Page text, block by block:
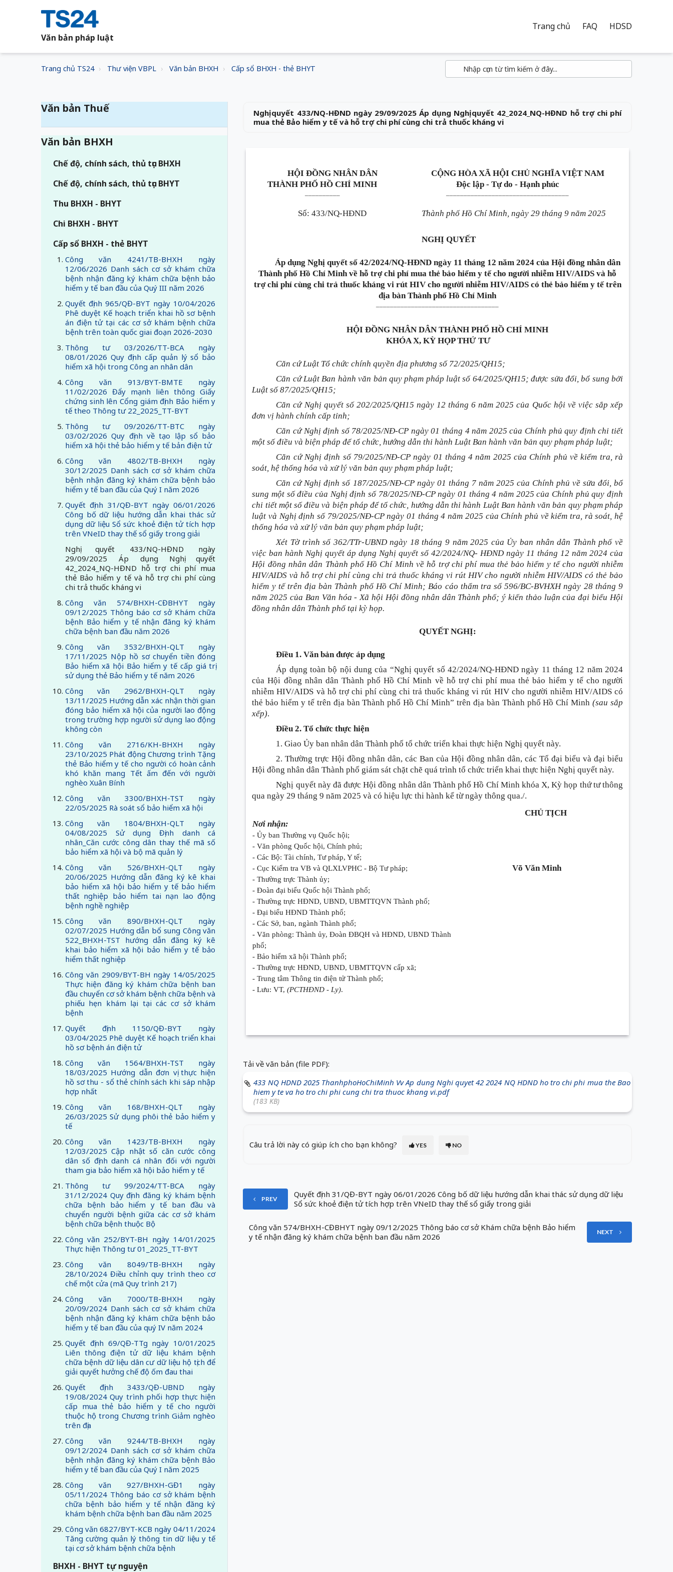
Văn bản pháp luật
Trang chủ FAQ HDSD
Trang chủ TS24 Thư viện VBPL Văn bản BHXH Cấp sổ BHXH - thẻ BHYT
Văn bản Thuế
Văn bản BHXH
Chế độ, chính sách, thủ tục BHXH
Chế độ, chính sách, thủ tục BHYT
Thu BHXH - BHYT
Chi BHXH - BHYT
Cấp sổ BHXH - thẻ BHYT
Công văn 4241/TB-BHXH ngày
12/06/2026 Danh sách cơ sở khám chữa
bệnh nhận đăng ký khám chữa bệnh bảo
hiểm y tế ban đầu của Quý III năm 2026
Quyết định 965/QĐ-BYT ngày 10/04/2026
Phê duyệt Kế hoạch triển khai hồ sơ bệnh
án điện tử tại các cơ sở khám bệnh chữa
bệnh trên toàn quốc giai đoạn 2026-2030
Thông tư 03/2026/TT-BCA ngày
08/01/2026 Quy định cấp quản lý sổ bảo
hiểm xã hội trong Công an nhân dân
Công văn 913/BYT-BMTE ngày
11/02/2026 Đẩy mạnh liên thông Giấy
chứng sinh lên Cổng giám định Bảo hiểm y
tế theo Thông tư 22_2025_TT-BYT
Thông tư 09/2026/TT-BTC ngày
03/02/2026 Quy định về tạo lập sổ bảo
hiểm xã hội thẻ bảo hiểm y tế bản điện tử
Công văn 4802/TB-BHXH ngày
30/12/2025 Danh sách cơ sở khám chữa
bệnh nhận đăng ký khám chữa bệnh bảo
hiểm y tế ban đầu của Quý I năm 2026
Quyết định 31/QĐ-BYT ngày 06/01/2026
Công bố dữ liệu hướng dẫn khai thác sử
dụng dữ liệu Sổ sức khoẻ điện tử tích hợp
trên VNeID thay thế sổ giấy trong giải
Nghị quyết 433/NQ-HĐND ngày
29/09/2025 Áp dụng Nghị quyết
42_2024_NQ-HĐND hỗ trợ chi phí mua
thẻ Bảo hiểm y tế và hỗ trợ chi phí cùng
chi trả thuốc kháng vi
Công văn 574/BHXH-CĐBHYT ngày
09/12/2025 Thông báo cơ sở Khám chữa
bệnh Bảo hiểm y tế nhận đăng ký khám
chữa bệnh ban đầu năm 2026
Công văn 3532/BHXH-QLT ngày
17/11/2025 Nộp hồ sơ chuyển tiền đóng
Bảo hiểm xã hội Bảo hiểm y tế cấp giá trị
sử dụng thẻ Bảo hiểm y tế năm 2026
Công văn 2962/BHXH-QLT ngày
13/11/2025 Hướng dẫn xác nhận thời gian
đóng bảo hiểm xã hội của người lao động
trong trường hợp người sử dụng lao động
không còn
Công văn 2716/KH-BHXH ngày
23/10/2025 Phát động Chương trình Tặng
thẻ Bảo hiểm y tế cho người có hoàn cảnh
khó khăn mang Tết ấm đến với người
nghèo Xuân Bính
Công văn 3300/BHXH-TST ngày
22/05/2025 Rà soát sổ bảo hiểm xã hội
Công văn 1804/BHXH-QLT ngày
04/08/2025 Sử dụng Định danh cá
nhân_Căn cước công dân thay thế mã số
bảo hiểm xã hội và bộ mã quản lý
Công văn 526/BHXH-QLT ngày
20/06/2025 Hướng dẫn đăng ký kê khai
bảo hiểm xã hội bảo hiểm y tế bảo hiểm
thất nghiệp bảo hiểm tai nạn lao động
bệnh nghề nghiệp
Công văn 890/BHXH-QLT ngày
02/07/2025 Hướng dẫn bổ sung Công văn
522_BHXH-TST hướng dẫn đăng ký kê
khai bảo hiểm xã hội bảo hiểm y tế bảo
hiểm thất nghiệp
Công văn 2909/BYT-BH ngày 14/05/2025
Thực hiện đăng ký khám chữa bệnh ban
đầu chuyển cơ sở khám bệnh chữa bệnh và
phiếu hẹn khám lại tại các cơ sở khám
bệnh
Quyết định 1150/QĐ-BYT ngày
03/04/2025 Phê duyệt Kế hoạch triển khai
hồ sơ bệnh án điện tử
Công văn 1564/BHXH-TST ngày
18/03/2025 Hướng dẫn đơn vị thực hiện
hồ sơ thu - sổ thẻ chính sách khi sáp nhập
hợp nhất
Công văn 168/BHXH-QLT ngày
26/03/2025 Sử dụng phôi thẻ bảo hiểm y
tế
Công văn 1423/TB-BHXH ngày
12/03/2025 Cập nhật số căn cước công
dân số định danh cá nhân đối với người
tham gia bảo hiểm xã hội bảo hiểm y tế
Thông tư 99/2024/TT-BCA ngày
31/12/2024 Quy định đăng ký khám bệnh
chữa bệnh bảo hiểm y tế ban đầu và
chuyển người bệnh giữa các cơ sở khám
bệnh chữa bệnh thuộc Bộ
Công văn 252/BYT-BH ngày 14/01/2025
Thực hiện Thông tư 01_2025_TT-BYT
Công văn 8049/TB-BHXH ngày
28/10/2024 Điều chỉnh quy trình theo cơ
chế một cửa (mã Quy trình 217)
Công văn 7000/TB-BHXH ngày
20/09/2024 Danh sách cơ sở khám chữa
bệnh nhận đăng ký khám chữa bệnh bảo
hiểm y tế ban đầu của quý IV năm 2024
Quyết định 69/QĐ-TTg ngày 10/01/2025
Liên thông điện tử dữ liệu khám bệnh
chữa bệnh dữ liệu dân cư dữ liệu hộ tịch để
giải quyết hưởng chế độ ốm đau thai
Quyết định 3433/QĐ-UBND ngày
19/08/2024 Quy trình phối hợp thực hiện
cấp mua thẻ bảo hiểm y tế cho người
thuộc hộ trong Chương trình Giảm nghèo
trên địa
Công văn 9244/TB-BHXH ngày
09/12/2024 Danh sách cơ sở khám chữa
bệnh nhận đăng ký khám chữa bệnh Bảo
hiểm y tế ban đầu của Quý I năm 2025
Công văn 927/BHXH-GĐ1 ngày
05/11/2024 Thông báo cơ sở khám bệnh
chữa bệnh bảo hiểm y tế nhận đăng ký
khám bệnh chữa bệnh ban đầu năm 2025
Công văn 6827/BYT-KCB ngày 04/11/2024
Tăng cường quản lý thông tin dữ liệu y tế
tại cơ sở khám bệnh chữa bệnh
BHXH - BHYT tự nguyện
Nghị quyết 433/NQ-HĐND ngày 29/09/2025 Áp dụng Nghị quyết 42_2024_NQ-HĐND hỗ trợ chi phí
mua thẻ Bảo hiểm y tế và hỗ trợ chi phí cùng chi trả thuốc kháng vi
HỘI ĐỒNG NHÂN DÂN
THÀNH PHỐ HỒ CHÍ MINH
CỘNG HÒA XÃ HỘI CHỦ NGHĨA VIỆT NAM
Độc lập - Tự do - Hạnh phúc
Số: 433/NQ-HĐND Thành phố Hồ Chí Minh, ngày 29 tháng 9 năm 2025
NGHỊ QUYẾT
Áp dụng Nghị quyết số 42/2024/NQ-HĐND ngày 11 tháng 12 năm 2024 của Hội đồng nhân dân
Thành phố Hồ Chí Minh về hỗ trợ chi phí mua thẻ bảo hiểm y tế cho người nhiễm HIV/AIDS và hỗ
trợ chi phí cùng chi trả thuốc kháng vi rút HIV cho người nhiễm HIV/AIDS có thẻ bảo hiểm y tế trên
địa bàn Thành phố Hồ Chí Minh
HỘI ĐỒNG NHÂN DÂN THÀNH PHỐ HỒ CHÍ MINH
KHÓA X, KỲ HỌP THỨ TƯ
Căn cứ Luật Tổ chức chính quyền địa phương số 72/2025/QH15;
Căn cứ Luật Ban hành văn bản quy phạm pháp luật số 64/2025/QH15; được sửa đổi, bổ sung bởi
Luật số 87/2025/QH15;
Căn cứ Nghị quyết số 202/2025/QH15 ngày 12 tháng 6 năm 2025 của Quốc hội về việc sắp xếp
đơn vị hành chính cấp tỉnh;
Căn cứ Nghị định số 78/2025/NĐ-CP ngày 01 tháng 4 năm 2025 của Chính phủ quy định chi tiết
một số điều và biện pháp để tổ chức, hướng dẫn thi hành Luật Ban hành văn bản quy phạm pháp luật;
Căn cứ Nghị định số 79/2025/NĐ-CP ngày 01 tháng 4 năm 2025 của Chính phủ về kiểm tra, rà
soát, hệ thống hóa và xử lý văn bản quy phạm pháp luật;
Căn cứ Nghị định số 187/2025/NĐ-CP ngày 01 tháng 7 năm 2025 của Chính phủ về sửa đổi, bổ
sung một số điều của Nghị định số 78/2025/NĐ-CP ngày 01 tháng 4 năm 2025 của Chính phủ quy định
chi tiết một số điều và biện pháp để tổ chức, hướng dẫn thi hành Luật Ban hành văn bản quy phạm pháp
luật và Nghị định số 79/2025/NĐ-CP ngày 01 tháng 4 năm 2025 của Chính phủ về kiểm tra, rà soát, hệ
thống hóa và xử lý văn bản quy phạm pháp luật;
Xét Tờ trình số 362/TTr-UBND ngày 18 tháng 9 năm 2025 của Ủy ban nhân dân Thành phố về
việc ban hành Nghị quyết áp dụng Nghị quyết số 42/2024/NQ- HĐND ngày 11 tháng 12 năm 2024 của
Hội đồng nhân dân Thành phố Hồ Chí Minh về hỗ trợ chi phí mua thẻ bảo hiểm y tế cho người nhiễm
HIV/AIDS và hỗ trợ chi phí cùng chi trả thuốc kháng vi rút HIV cho người nhiễm HIV/AIDS có thẻ bảo
hiểm y tế trên địa bàn Thành phố Hồ Chí Minh; Báo cáo thẩm tra số 596/BC-BVHXH ngày 28 tháng 9
năm 2025 của Ban Văn hóa - Xã hội Hội đồng nhân dân Thành phố; ý kiến thảo luận của đại biểu Hội
đồng nhân dân Thành phố tại kỳ họp.
QUYẾT NGHỊ:
Điều 1. Văn bản được áp dụng
Áp dụng toàn bộ nội dung của “Nghị quyết số 42/2024/NQ-HĐND ngày 11 tháng 12 năm 2024
của Hội đồng nhân dân Thành phố Hồ Chí Minh về hỗ trợ chi phí mua thẻ bảo hiểm y tế cho người
nhiễm HIV/AIDS và hỗ trợ chi phí cùng chi trả thuốc kháng vi rút HIV cho người nhiễm HIV/AIDS có
thẻ bảo hiểm y tế trên địa bàn Thành phố Hồ Chí Minh” trên địa bàn Thành phố Hồ Chí Minh(sau sắp
xếp).
Điều 2. Tổ chức thực hiện
1. Giao Ủy ban nhân dân Thành phố tổ chức triển khai thực hiện Nghị quyết này.
2. Thường trực Hội đồng nhân dân, các Ban của Hội đồng nhân dân, các Tổ đại biểu và đại biểu
Hội đồng nhân dân Thành phố giám sát chặt chẽ quá trình tổ chức triển khai thực hiện Nghị quyết này.
Nghị quyết này đã được Hội đồng nhân dân Thành phố Hồ Chí Minh khóa X, Kỳ họp thứ tư thông
qua ngày 29 tháng 9 năm 2025 và có hiệu lực thi hành kể từ ngày thông qua./.
Nơi nhận:
- Ủy ban Thường vụ Quốc hội;
- Văn phòng Quốc hội, Chính phủ;
- Các Bộ: Tài chính, Tư pháp, Y tế;
- Cục Kiểm tra VB và QLXLVPHC - Bộ Tư pháp;
- Thường trực Thành ủy;
- Đoàn đại biểu Quốc hội Thành phố;
- Thường trực HĐND, UBND, UBMTTQVN Thành phố;
- Đại biểu HĐND Thành phố;
- Các Sở, ban, ngành Thành phố;
- Văn phòng: Thành ủy, Đoàn ĐBQH và HĐND, UBND Thành
phố;
- Bảo hiểm xã hội Thành phố;
- Thường trực HĐND, UBND, UBMTTQVN cấp xã;
- Trung tâm Thông tin điện tử Thành phố;
- Lưu: VT, (PCTHĐND - Ly).
CHỦ TỊCH
Võ Văn Minh
Tải về văn bản (file PDF):
433 NQ HDND 2025 ThanhphoHoChiMinh Vv Ap dung Nghi quyet 42 2024 NQ HDND ho tro chi phi mua the Bao
hiem y te va ho tro chi phi cung chi tra thuoc khang vi.pdf
(183 KB)
Câu trả lời này có giúp ích cho bạn không? YES NO
PREV
Quyết định 31/QĐ-BYT ngày 06/01/2026 Công bố dữ liệu hướng dẫn khai thác sử dụng dữ liệu
Sổ sức khoẻ điện tử tích hợp trên VNeID thay thế sổ giấy trong giải
Công văn 574/BHXH-CĐBHYT ngày 09/12/2025 Thông báo cơ sở Khám chữa bệnh Bảo hiểm
y tế nhận đăng ký khám chữa bệnh ban đầu năm 2026
NEXT